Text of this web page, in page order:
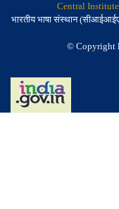
Central
भारतीय भाषा संस्थान
© Copyright